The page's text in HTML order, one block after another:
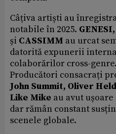
Câțiva artiști au
notabile în 2025.
și CASSIMM au urcat
datorită expunerii
colaborărilor cross-genre.
Producători consacrați
John Summit, Oliver
Like Mike au avut ușoare
dar rămân constant
scenele globale.